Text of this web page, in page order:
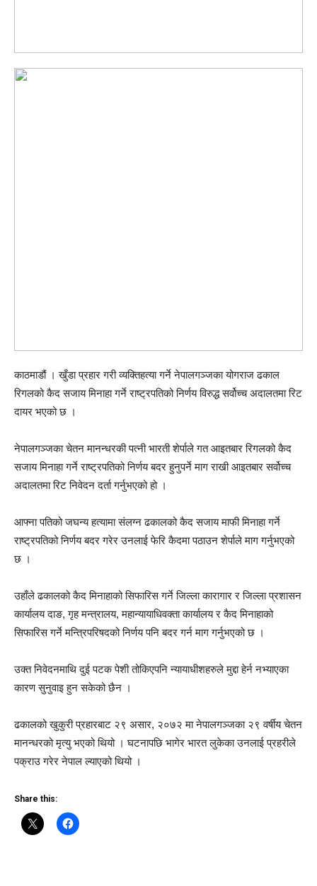
काठमाडौं । खुँडा प्रहार गरी व्यक्तिहत्या गर्ने नेपालगञ्जका योगराज ढकाल
रिगलको कैद सजाय मिनाहा गर्ने राष्ट्रपतिको निर्णय विरुद्ध सर्वोच्च अदालतमा रिट
दायर भएको छ ।
नेपालगञ्जका चेतन मानन्धरकी पत्नी भारती शेर्पाले गत आइतबार रिगलको कैद
सजाय मिनाहा गर्ने राष्ट्रपतिको निर्णय बदर हुनुपर्ने माग राखी आइतबार सर्वोच्च
अदालतमा रिट निवेदन दर्ता गर्नुभएको हो ।
आफ्ना पतिको जघन्य हत्यामा संलग्न ढकालको कैद सजाय माफी मिनाहा गर्ने
राष्ट्रपतिको निर्णय बदर गरेर उनलाई फेरि कैदमा पठाउन शेर्पाले माग गर्नुभएको
छ ।
उहाँले ढकालको कैद मिनाहाको सिफारिस गर्ने जिल्ला कारागार र जिल्ला प्रशासन
कार्यालय दाङ, गृह मन्त्रालय, महान्यायाधिवक्ता कार्यालय र कैद मिनाहाको
सिफारिस गर्ने मन्त्रिपरिषदको निर्णय पनि बदर गर्न माग गर्नुभएको छ ।
उक्त निवेदनमाथि दुई पटक पेशी तोकिएपनि न्यायाधीशहरुले मुद्दा हेर्न नभ्याएका
कारण सुनुवाइ हुन सकेको छैन ।
ढकालको खुकुरी प्रहारबाट २९ असार, २०७२ मा नेपालगञ्जका २९ वर्षीय चेतन
मानन्धरको मृत्यु भएको थियो । घटनापछि भागेर भारत लुकेका उनलाई प्रहरीले
पक्राउ गरेर नेपाल ल्याएको थियो ।
Share this: